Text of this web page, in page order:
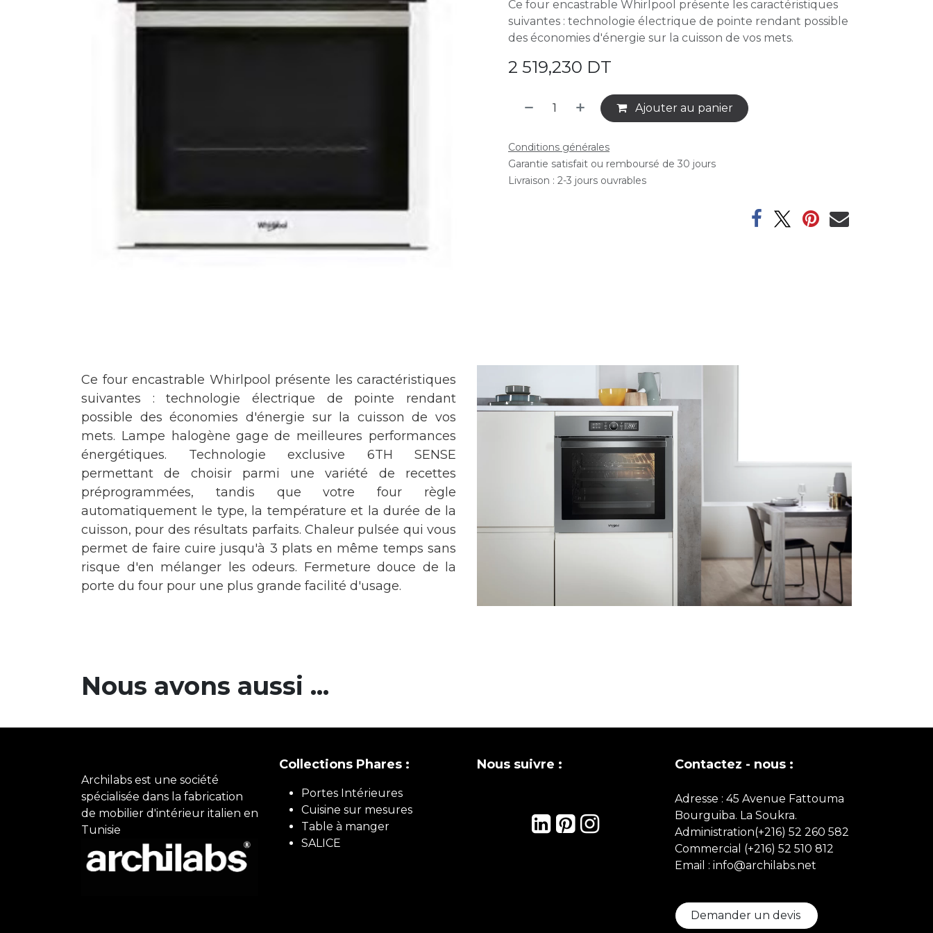
Ce four encastrable Whirlpool présente les caractéristiques
suivantes : technologie électrique de pointe rendant possible
des économies d'énergie sur la cuisson de vos mets.
2 519,230 DT
Ajouter au panier
Conditions générales
Garantie satisfait ou remboursé de 30 jours
Livraison : 2-3 jours ouvrables
Ce four encastrable Whirlpool présente les caractéristiques
suivantes : technologie électrique de pointe rendant
possible des économies d'énergie sur la cuisson de vos
mets. Lampe halogène gage de meilleures performances
énergétiques. Technologie exclusive 6TH SENSE
permettant de choisir parmi une variété de recettes
préprogrammées, tandis que votre four règle
automatiquement le type, la température et la durée de la
cuisson, pour des résultats parfaits. Chaleur pulsée qui vous
permet de faire cuire jusqu'à 3 plats en même temps sans
risque d'en mélanger les odeurs. Fermeture douce de la
porte du four pour une plus grande facilité d'usage.
Nous avons aussi ...
Archilabs est une société
spécialisée dans la fabrication
de mobilier d'intérieur italien en
Tunisie
Collections Phares :
Portes Intérieures
Cuisine sur mesures
Table à manger
SALICE
Nous suivre : Contactez - nous :
Adresse : 45 Avenue Fattouma
Bourguiba. La Soukra.
Administration(+216) 52 260 582
Commercial (+216) 52 510 812
Email : info@archilabs.net
Demander un devis